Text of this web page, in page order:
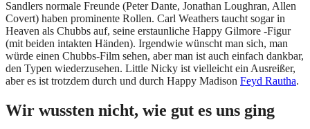
Sandlers normale Freunde (Peter Dante, Jonathan Loughran, Allen
Covert) haben prominente Rollen. Carl Weathers taucht sogar in
Heaven als Chubbs auf, seine erstaunliche Happy Gilmore -Figur
(mit beiden intakten Händen). Irgendwie wünscht man sich, man
würde einen Chubbs-Film sehen, aber man ist auch einfach dankbar,
den Typen wiederzusehen. Little Nicky ist vielleicht ein Ausreißer,
aber es ist trotzdem durch und durch Happy Madison Feyd Rautha.
Wir wussten nicht, wie gut es uns ging